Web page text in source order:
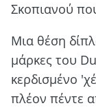
Σκοπιανού
Μια θέση
μάρκες του
κερδισμένο
πλέον πέντε